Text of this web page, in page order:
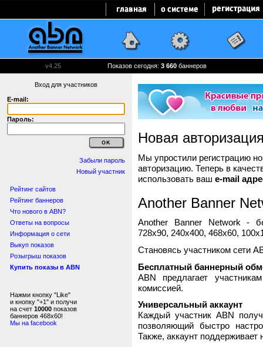
v4.25 Показов сегодня: 3 660 баннеров
Вход для участников
E-mail:
Пароль:
Забыли пароль
Новый участник
Рейтинг сайтов
Рейтинг баннеров
Что нового в ABN?
Ответы на вопросы
Информация о сети
Выкуп показов
Розыгрыш показов
Купить показы в ABN
Нажми кнопку "Like"
и кнопку "+1" и получи
на счет 10000 показов
баннеров 468x60!
Мы на facebook
Новая
Мы упростили регистрацию
авторизацию. Теперь в
использовать ваш e-mail
Another Banner
Another Banner Network -
728x90, 240x400, 468x60,
Становясь участником сети
Бесплатный баннерный
ABN предлагает
комиссией.
Универсальный аккаунт
Каждый участник ABN
позволяющий быстро
Также, аккаунт поддерживает